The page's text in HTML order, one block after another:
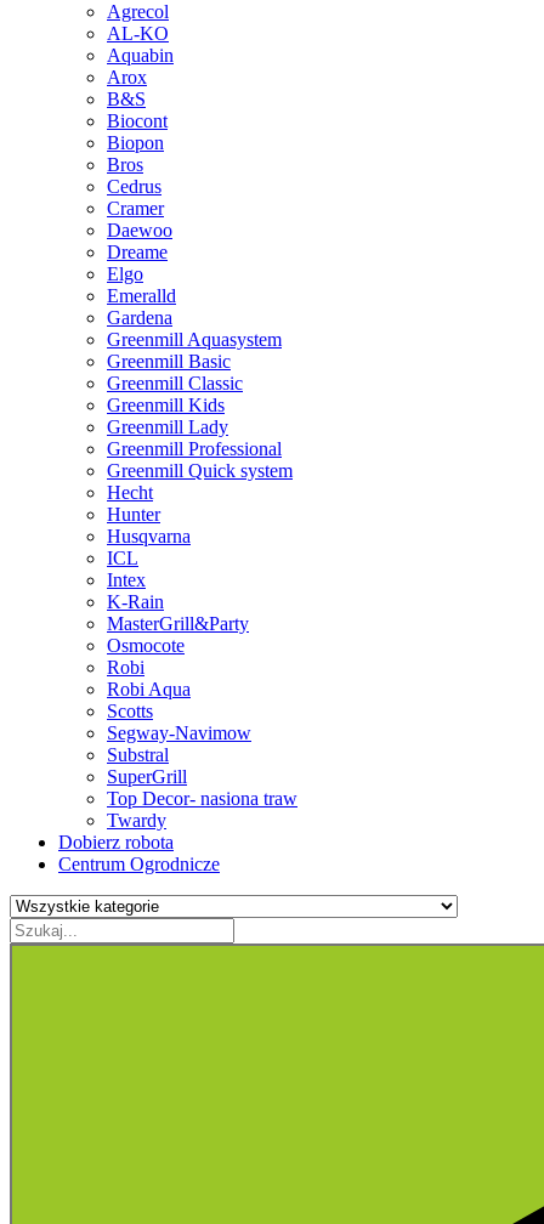
Agrecol
AL-KO
Aquabin
Arox
B&S
Biocont
Biopon
Bros
Cedrus
Cramer
Daewoo
Dreame
Elgo
Emeralld
Gardena
Greenmill Aquasystem
Greenmill Basic
Greenmill Classic
Greenmill Kids
Greenmill Lady
Greenmill Professional
Greenmill Quick system
Hecht
Hunter
Husqvarna
ICL
Intex
K-Rain
MasterGrill&Party
Osmocote
Robi
Robi Aqua
Scotts
Segway-Navimow
Substral
SuperGrill
Top Decor- nasiona traw
Twardy
Dobierz robota
Centrum Ogrodnicze